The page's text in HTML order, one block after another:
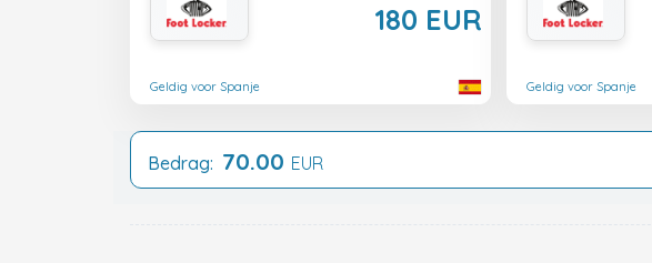
180 EUR
Geldig voor Spanje Geldig voor Spanje
Bedrag: 70.00 EUR